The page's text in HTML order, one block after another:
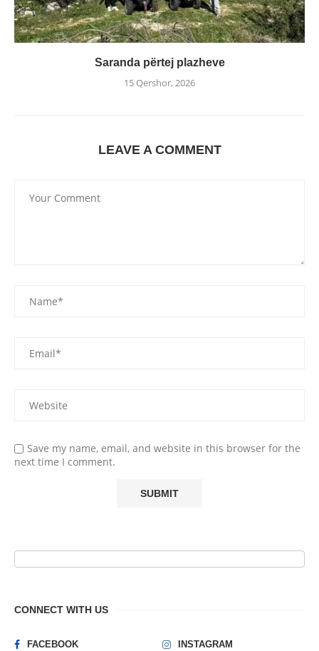
Saranda përtej plazheve
15 Qershor, 2026
LEAVE A COMMENT
Save my name, email, and website in this browser for the
next time I comment.
CONNECT WITH US
FACEBOOK
INSTAGRAM